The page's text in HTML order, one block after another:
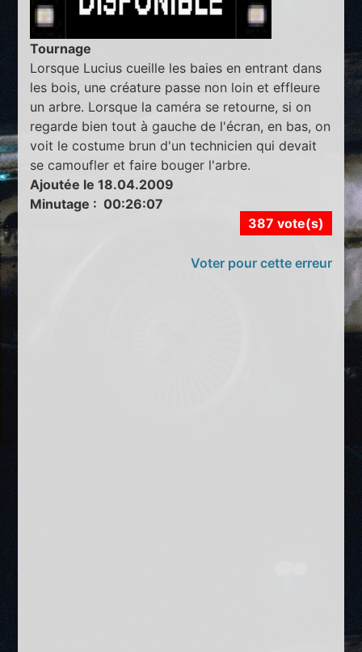
Tournage
Lorsque Lucius cueille les baies en entrant dans
les bois, une créature passe non loin et effleure
un arbre. Lorsque la caméra se retourne, si on
regarde bien tout à gauche de l'écran, en bas, on
voit le costume brun d'un technicien qui devait
se camoufler et faire bouger l'arbre.
Ajoutée le 18.04.2009
Minutage : 00:26:07
387 vote(s)
Voter pour cette erreur